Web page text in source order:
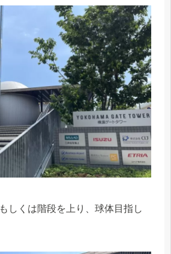
しくは階段を上り、球体目指し